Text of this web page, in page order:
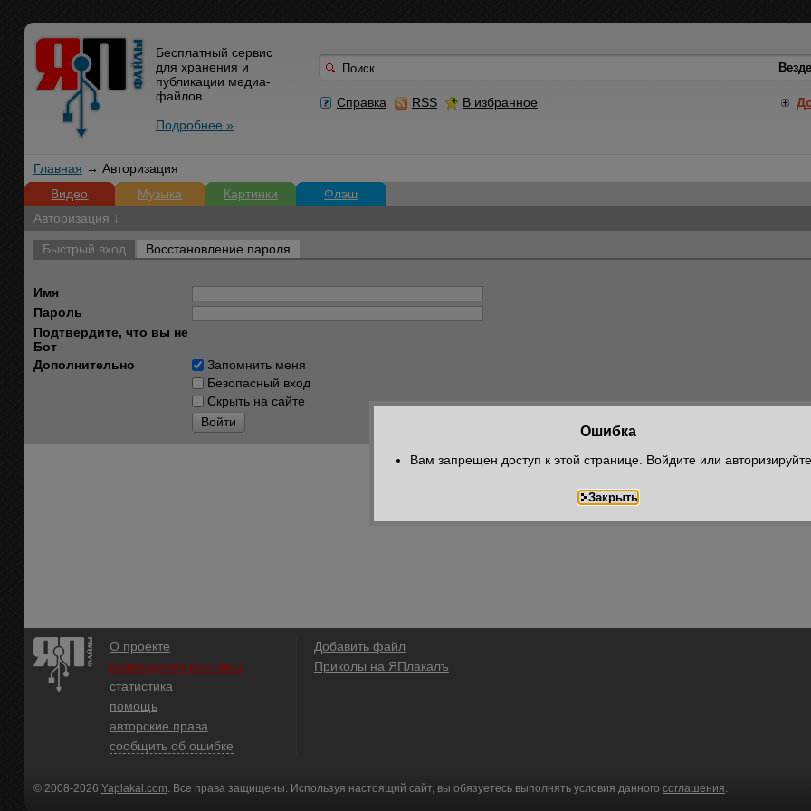
Справка RSS В избранное
Бесплатный сервис
для хранения и
публикации медиа-
файлов.
Подробнее »
Главная → Авторизация
Видео
Музыка Картинки
Флэш
Авторизация ↓
Быстрый вход Восстановление пароля
Имя
Пароль
Подтвердите, что вы не
Бот
Дополнительно
Запомнить меня
Безопасный вход
Скрыть на сайте
Войти
О проекте
размещение рекламы
статистика
помощь
авторские права
сообщить об ошибке
Добавить файл
Приколы на ЯПлакалъ
© 2008-2026 Yaplakal.com. Все права защищены. Используя настоящий сайт, вы обязуетесь выполнять условия данного соглашения.
Ошибка
Вам запрещен доступ к этой странице. Войдите или